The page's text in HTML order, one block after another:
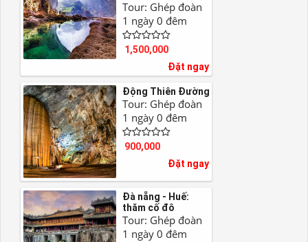
Tour: Ghép đoàn
1 ngày 0 đêm
1,500,000
Đặt ngay
Động Thiên Đường
Tour: Ghép đoàn
1 ngày 0 đêm
900,000
Đặt ngay
Đà nẵng - Huế:
thăm cố đô
Tour: Ghép đoàn
1 ngày 0 đêm